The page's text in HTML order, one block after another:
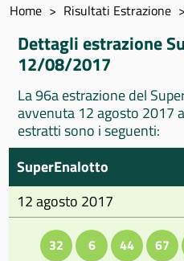
Home Risultati Estrazione
Dettagli estrazione
12/08/2017
La 96a estrazione del
avvenuta 12 agosto 2017
estratti sono i seguenti:
SuperEnalotto
12 agosto 2017
32 6 44 67